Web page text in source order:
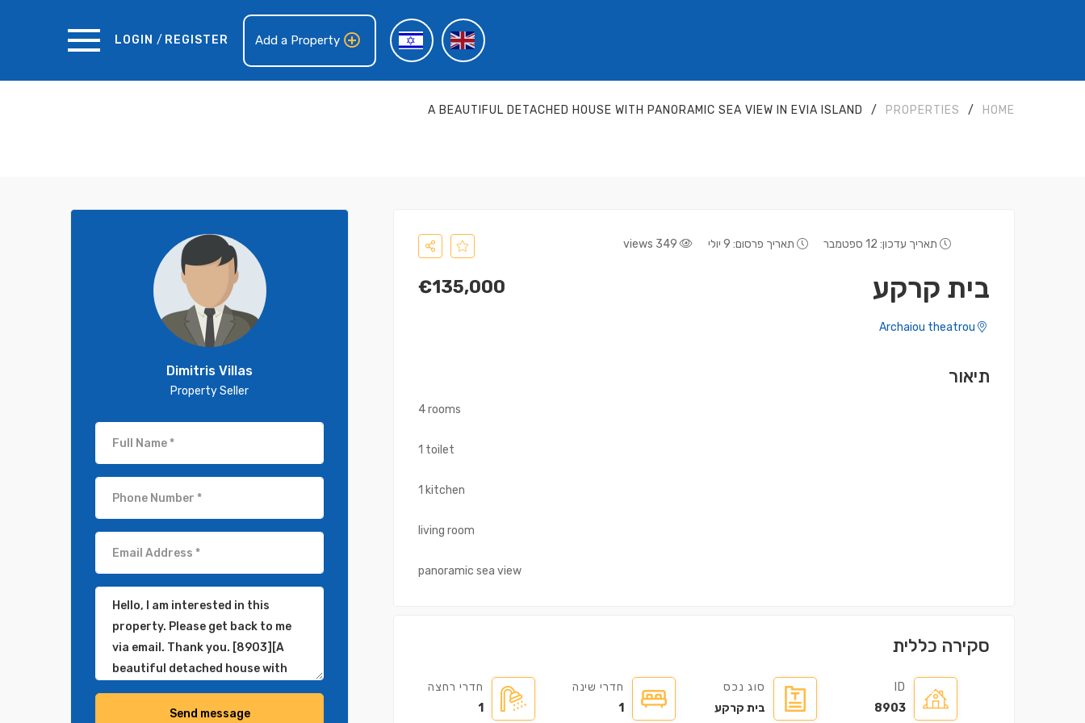
LOGIN / REGISTER Add a Property
HOME
/
PROPERTIES
/
A BEAUTIFUL DETACHED HOUSE WITH PANORAMIC SEA VIEW IN EVIA ISLAND
תאריך עדכון: 12 ספטמבר תאריך פרסום: 9 יולי 349 views
בית קרקע €135,000
תיאור
4 rooms
1 toilet
1 kitchen
living room
panoramic sea view
סקירה כללית
ID
8903
סוג נכס
בית קרקע
חדרי שינה
1
חדרי רחצה
1
Dimitris Villas
Property Seller
Send message